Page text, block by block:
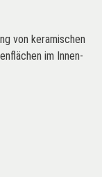
von keramischen
im Innen-